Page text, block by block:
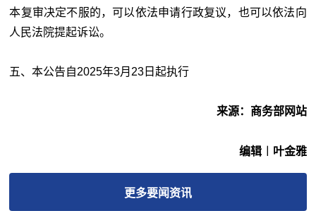
本复审决定不服的，可以依法申请行政复议，也可以依法向
人民法院提起诉讼。
五、本公告自2025年3月23日起执行
来源：商务部网站
编辑︱叶金雅
更多要闻资讯